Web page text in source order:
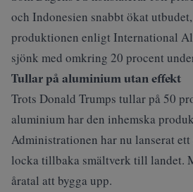
och Indonesien snabbt ökat
produktionen enligt International
sjönk med omkring 20 procent
Tullar på aluminium utan effekt
Trots Donald Trumps tullar på 50
aluminium har den inhemska
Administrationen har nu lanserat
locka tillbaka smältverk till landet.
åratal att bygga upp.